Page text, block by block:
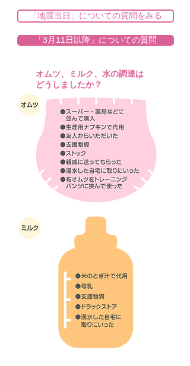
「地震当日」についての質問をみる
「3月11日以降」についての質問
オムツ、ミルク、水の調達は
どうしましたか？